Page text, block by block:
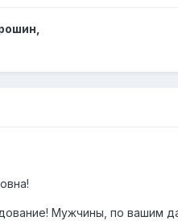
Мужчины, по вашим